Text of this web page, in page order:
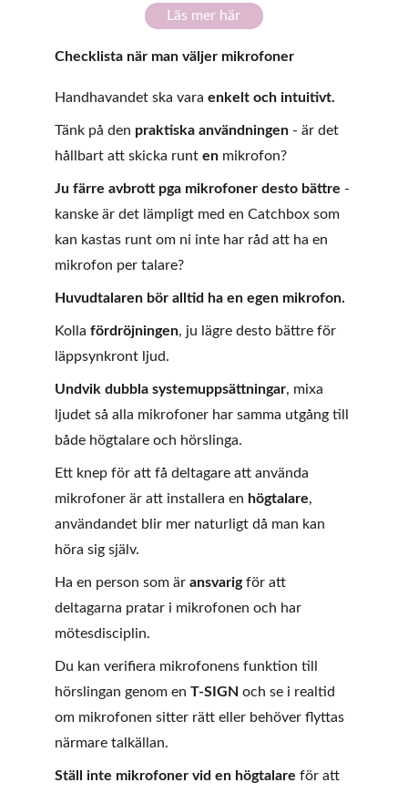
Läs mer här
Checklista när man väljer mikrofoner
Handhavandet ska vara enkelt och intuitivt.
Tänk på den praktiska användningen - är det
hållbart att skicka runt en mikrofon?
Ju färre avbrott pga mikrofoner desto bättre -
kanske är det lämpligt med en Catchbox som
kan kastas runt om ni inte har råd att ha en
mikrofon per talare?
Huvudtalaren bör alltid ha en egen mikrofon.
Kolla fördröjningen, ju lägre desto bättre för
läppsynkront ljud.
Undvik dubbla systemuppsättningar, mixa
ljudet så alla mikrofoner har samma utgång till
både högtalare och hörslinga.
Ett knep för att få deltagare att använda
mikrofoner är att installera en högtalare,
användandet blir mer naturligt då man kan
höra sig själv.
Ha en person som är ansvarig för att
deltagarna pratar i mikrofonen och har
mötesdisciplin.
Du kan verifiera mikrofonens funktion till
hörslingan genom en T-SIGN och se i realtid
om mikrofonen sitter rätt eller behöver flyttas
närmare talkällan.
Ställ inte mikrofoner vid en högtalare för att